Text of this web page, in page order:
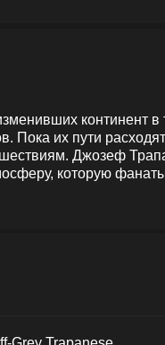
континент в
их пути
Джозеф
которую